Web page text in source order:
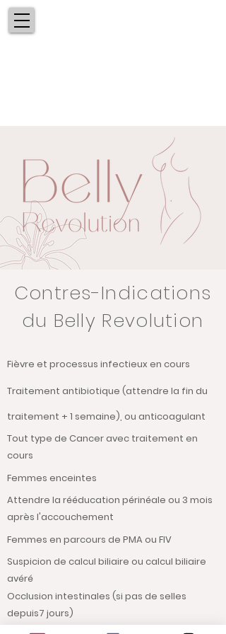
Contres-Indications
du Belly Revolution
Fièvre et processus infectieux en cours
Traitement antibiotique (attendre la fin du
traitement + 1 semaine), ou anticoagulant
Tout type de Cancer avec traitement en
cours
Femmes enceintes
Attendre la rééducation périnéale ou 3 mois
après l'accouchement
Femmes en parcours de PMA ou FIV
Suspicion de calcul biliaire ou calcul biliaire
avéré
Occlusion intestinales (si pas de selles
depuis7 jours)
Si intervention chirurgicale importante sur la